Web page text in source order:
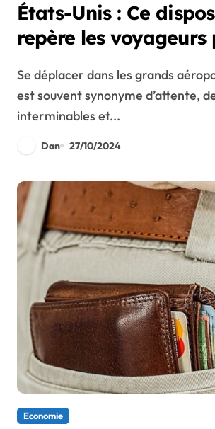
États-Unis : Ce
repère les voyageurs
Se déplacer dans les grands aéroports américains
est souvent synonyme d’attente,
interminables et...
Dan 27/10/2024
Economie